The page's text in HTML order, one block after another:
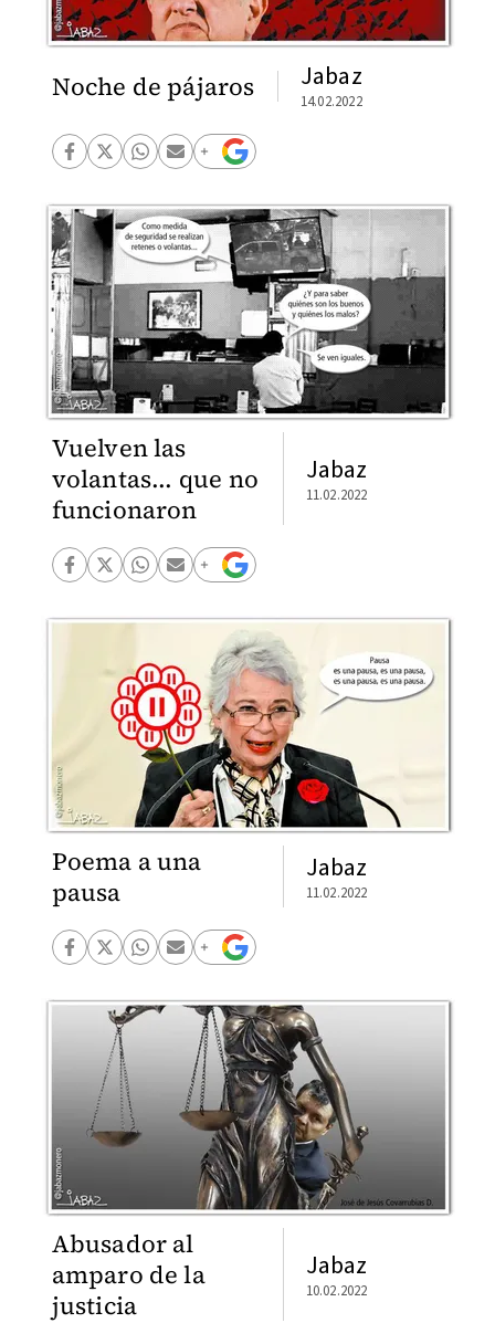
Noche de pájaros Jabaz
14.02.2022
Vuelven las
volantas... que no
funcionaron
Jabaz
11.02.2022
Poema a una
pausa
Jabaz
11.02.2022
Abusador al
amparo de la
justicia
Jabaz
10.02.2022